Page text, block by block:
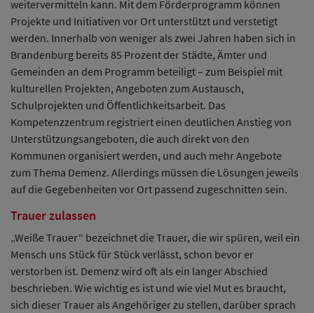
weitervermitteln kann. Mit dem Förderprogramm können
Projekte und Initiativen vor Ort unterstützt und verstetigt
werden. Innerhalb von weniger als zwei Jahren haben sich in
Brandenburg bereits 85 Prozent der Städte, Ämter und
Gemeinden an dem Programm beteiligt – zum Beispiel mit
kulturellen Projekten, Angeboten zum Austausch,
Schulprojekten und Öffentlichkeitsarbeit. Das
Kompetenzzentrum registriert einen deutlichen Anstieg von
Unterstützungsangeboten, die auch direkt von den
Kommunen organisiert werden, und auch mehr Angebote
zum Thema Demenz. Allerdings müssen die Lösungen jeweils
auf die Gegebenheiten vor Ort passend zugeschnitten sein.
Trauer zulassen
„Weiße Trauer“ bezeichnet die Trauer, die wir spüren, weil ein
Mensch uns Stück für Stück verlässt, schon bevor er
verstorben ist. Demenz wird oft als ein langer Abschied
beschrieben. Wie wichtig es ist und wie viel Mut es braucht,
sich dieser Trauer als Angehöriger zu stellen, darüber sprach